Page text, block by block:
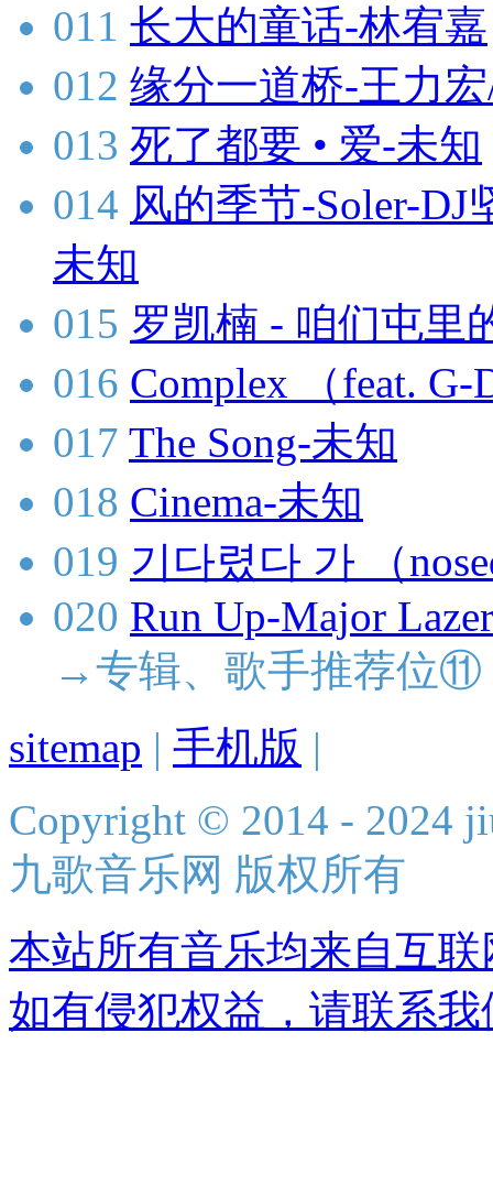
011 长大的童话-林宥嘉
012 缘分一道桥-王力
013 死了都要 • 爱-未知
014 风的季节-Soler-
未知
015 罗凯楠 - 咱们屯里
016 Complex （feat.
017 The Song-未知
018 Cinema-未知
019 기다렸다 가 （
020 Run Up-Major
→专辑、歌手推荐位⑪
sitemap | 手机版 |
Copyright © 2014 - 2024
九歌音乐网 版权所有
本站所有音乐均来自互
如有侵犯权益，请联系